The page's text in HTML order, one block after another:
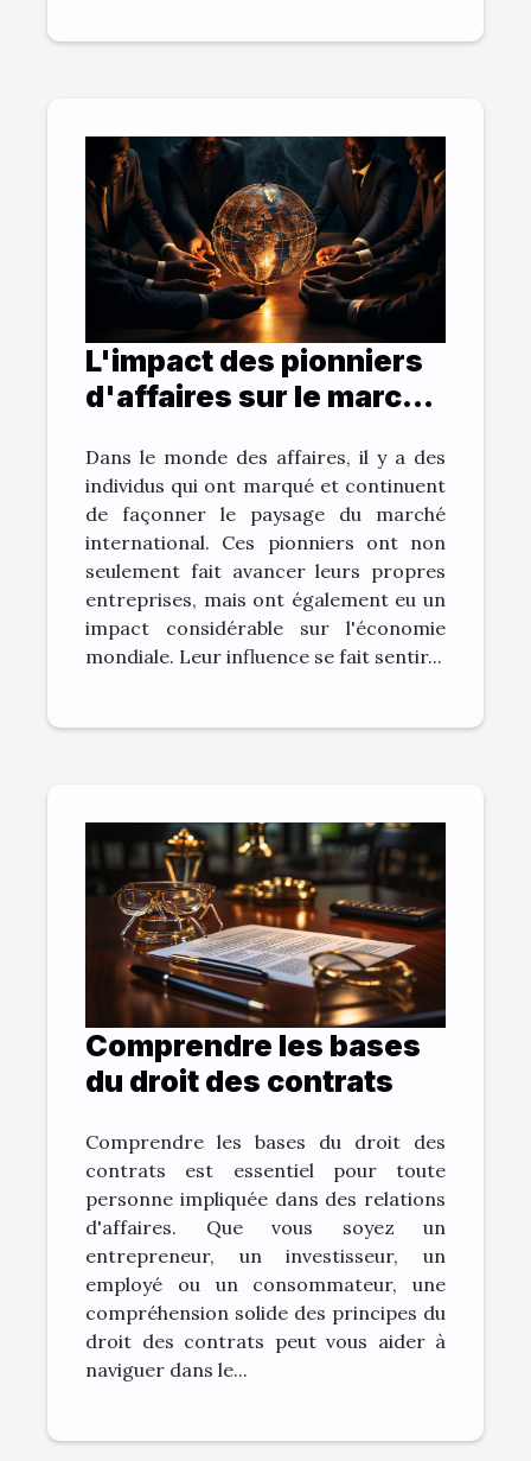
L'impact des pionniers
d'affaires sur le marché
Dans le monde des affaires, il y a des
individus qui ont marqué et continuent
de façonner le paysage du marché
international. Ces pionniers ont non
seulement fait avancer leurs propres
entreprises, mais ont également eu un
impact considérable sur l'économie
mondiale. Leur influence se fait sentir...
Comprendre les bases
du droit des contrats
Comprendre les bases du droit des
contrats est essentiel pour toute
personne impliquée dans des relations
d'affaires. Que vous soyez un
entrepreneur, un investisseur, un
employé ou un consommateur, une
compréhension solide des principes du
droit des contrats peut vous aider à
naviguer dans le...